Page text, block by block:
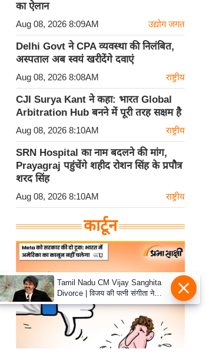
का ऐलान
Aug 08, 2026 8:09AM उद्योग जगत
Delhi Govt ने CPA व्यवस्था की निलंबित,
अस्पताल अब स्वयं खरीदेंगे दवाएं
Aug 08, 2026 8:08AM राष्ट्रीय
CJI Surya Kant ने कहा: भारत Global
Arbitration Hub बनने में पूरी तरह सक्षम है
Aug 08, 2026 8:10AM राष्ट्रीय
SRN Hospital का नाम बदलने की मांग,
Prayagraj पहुंचेंगे शहीद रोशन सिंह के प्रपौत्र
शरद सिंह
Aug 08, 2026 8:10AM राष्ट्रीय
कार्टून
Tamil Nadu CM Vijay Sanghita
Divorce | विजय की पत्नी संगीता ने
वापस ली तलाक की अर्जी, कोर्ट ने मामले
को किया निपटाया